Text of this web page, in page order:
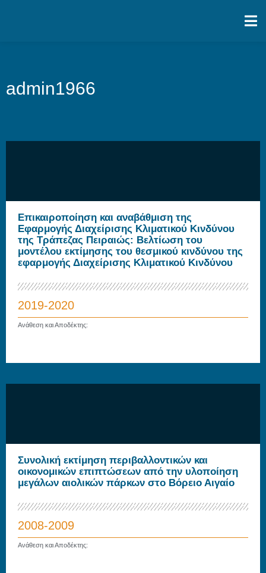
admin1966
Eπικαιροποίηση και αναβάθμιση της
Εφαρμογής Διαχείρισης Κλιματικού Κινδύνου
της Τράπεζας Πειραιώς: Βελτίωση του
μοντέλου εκτίμησης του θεσμικού κινδύνου της
εφαρμογής Διαχείρισης Κλιματικού Κινδύνου
2019-2020
Ανάθεση και Αποδέκτης:
Συνολική εκτίμηση περιβαλλοντικών και
οικονομικών επιπτώσεων από την υλοποίηση
μεγάλων αιολικών πάρκων στο Βόρειο Αιγαίο
2008-2009
Ανάθεση και Αποδέκτης: